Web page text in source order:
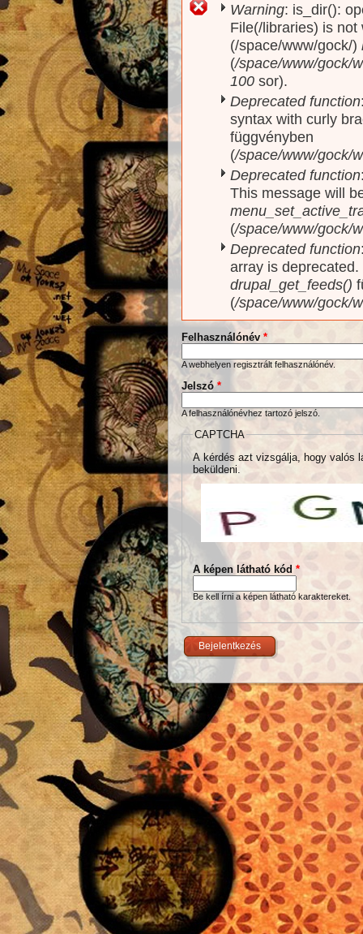
Hibaüzenet
Warning: is_dir():
File(/libraries) is
(/space/www/gock/)
(/space/www/gock/
100 sor).
Deprecated function
syntax with curly
függvényben
(/space/www/gock/
Deprecated function
This message will
(/space/www/gock/
Deprecated function
array is
drupal_get_feeds()
(/space/www/gock/
Felhasználónév *
A webhelyen regisztrált felhasználónév.
Jelszó*
A felhasználónévhez tartozó jelszó.
CAPTCHA
A kérdés azt vizsgálja, hogy valós
beküldeni.
A képen látható kód *
Be kell írni a képen látható karaktereket.